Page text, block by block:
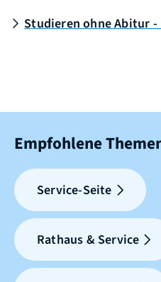
Studieren ohne Abitur -
Empfohlene
Service-Seite
Rathaus & Service